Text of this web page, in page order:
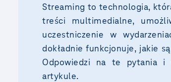
Streaming to technologia,
treści multimedialne,
uczestniczenie w
dokładnie funkcjonuje, jakie
Odpowiedzi na te pytania i
artykule.